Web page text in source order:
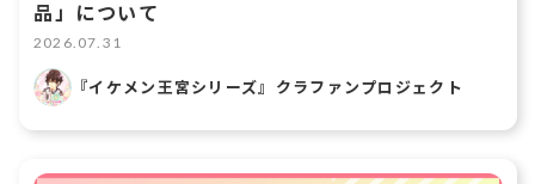
品」について
2026.07.31
『イケメン王宮シリーズ』クラファンプロジェクト